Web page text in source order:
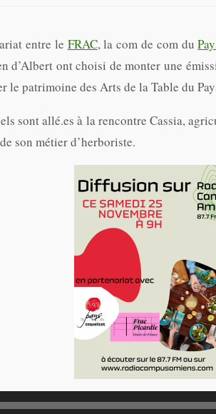
entre le FRAC, la com de com du
d’Albert ont choisi de monter une
le patrimoine des Arts de la Table du
sont allé.es à la rencontre Cassia,
son métier d’herboriste.